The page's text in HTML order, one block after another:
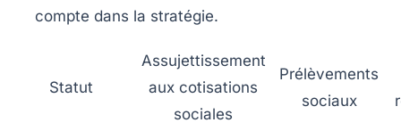
compte dans la stratégie.
Statut
Assujettissement
aux cotisations
sociales
Prélèvements
sociaux